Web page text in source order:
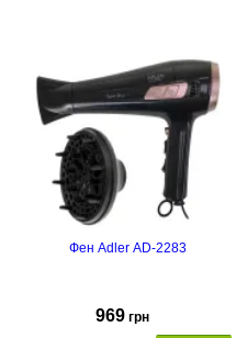
Фен Adler AD-2283
969 грн